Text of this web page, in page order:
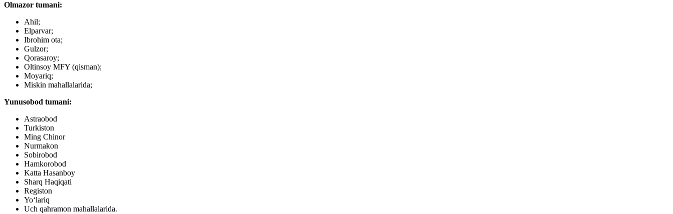
Olmazor tumani:
Ahil;
Elparvar;
Ibrohim ota;
Gulzor;
Qorasaroy;
Oltinsoy MFY (qisman);
Moyariq;
Miskin mahallalarida;
Yunusobod tumani:
Astraobod
Turkiston
Ming Chinor
Nurmakon
Sobirobod
Hamkorobod
Katta Hasanboy
Sharq Haqiqati
Registon
Yoʻlariq
Uch qahramon mahallalarida.